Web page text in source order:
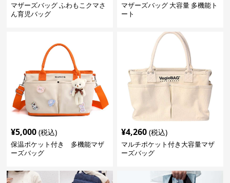
マザーズバッグ ふわもこクマさ
ん育児バッグ
マザーズバッグ 大容量 多機能ト
ート
¥5,000 (税込)
保温ポケット付き 多機能マザ
ーズバッグ
¥4,260 (税込)
マルチポケット付き大容量マザ
ーズバッグ